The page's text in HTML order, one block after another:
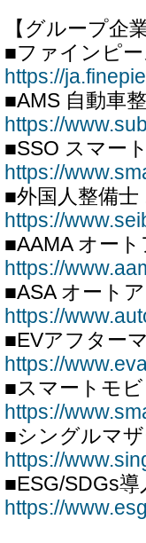
【グループ企
■ファインピ
https://
■AMS 自動車
https://
■SSO スマー
https://
■外国人整備士
https://
■AAMA オー
https://
■ASA オート
https://
■EVアフター
https://
■スマートモ
https://
■シングルマ
https://
■ESG/SDGs
https://